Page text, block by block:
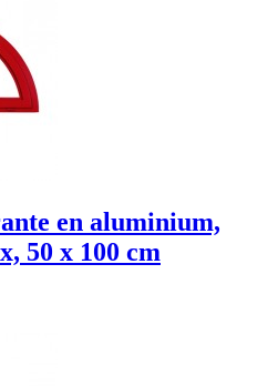
en aluminium,
50 x 100 cm